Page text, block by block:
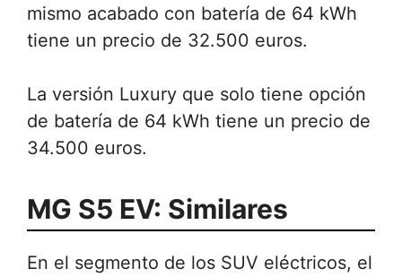
mismo acabado con batería de 64 kWh
tiene un precio de 32.500 euros.
La versión Luxury que solo tiene opción
de batería de 64 kWh tiene un precio de
34.500 euros.
MG S5 EV: Similares
En el segmento de los SUV eléctricos, el